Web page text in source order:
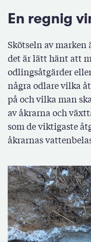
En regnig
Skötseln av
det är lätt hänt att
odlingsåtgärder
några odlare vilka
på och vilka man
av åkrarna och
som de viktigaste
åkrarnas